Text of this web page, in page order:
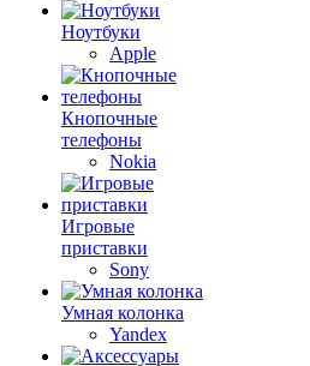
Ноутбуки
Apple
Кнопочные
телефоны
Nokia
Игровые
приставки
Sony
Умная колонка
Yandex